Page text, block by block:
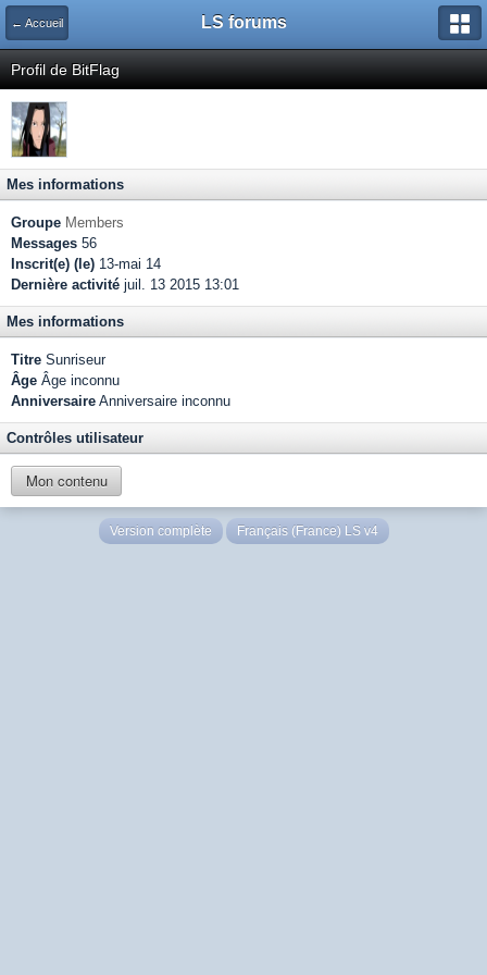
← Accueil LS forums
Profil de BitFlag
Mes informations
Groupe Members
Messages 56
Inscrit(e) (le) 13-mai 14
Dernière activité juil. 13 2015 13:01
Mes informations
Titre Sunriseur
Âge Âge inconnu
Anniversaire Anniversaire inconnu
Contrôles utilisateur
Mon contenu
Version complète Français (France) LS v4